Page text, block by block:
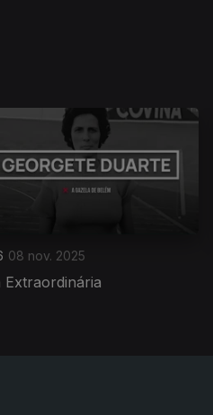
08 nov. 2025
Extraordinária